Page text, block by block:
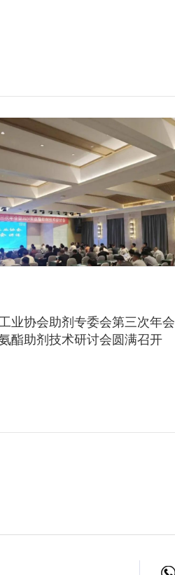
业协会助剂专委会第三次年会
酯助剂技术研讨会圆满召开